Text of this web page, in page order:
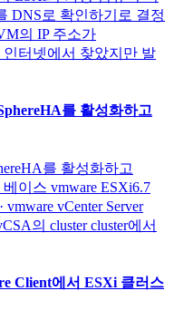
DNS로 확인하기로 결정
의 IP 주소가
인터넷에서 찾았지만 발
를 활성화하고
를 활성화하고
이스 vmware ESXi6.7
vCenter Server
의 cluster cluster에서
Client에서 ESXi 클러스